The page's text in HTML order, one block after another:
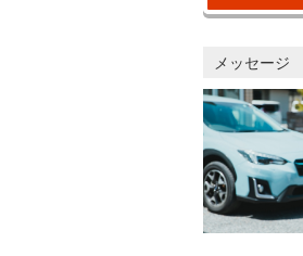
メッセージ